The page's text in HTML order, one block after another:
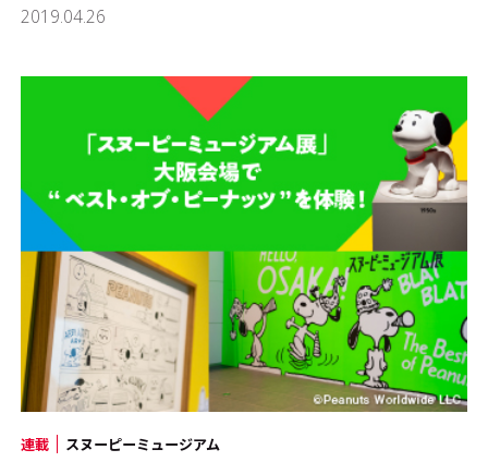
2019.04.26
連載 スヌーピーミュージアム